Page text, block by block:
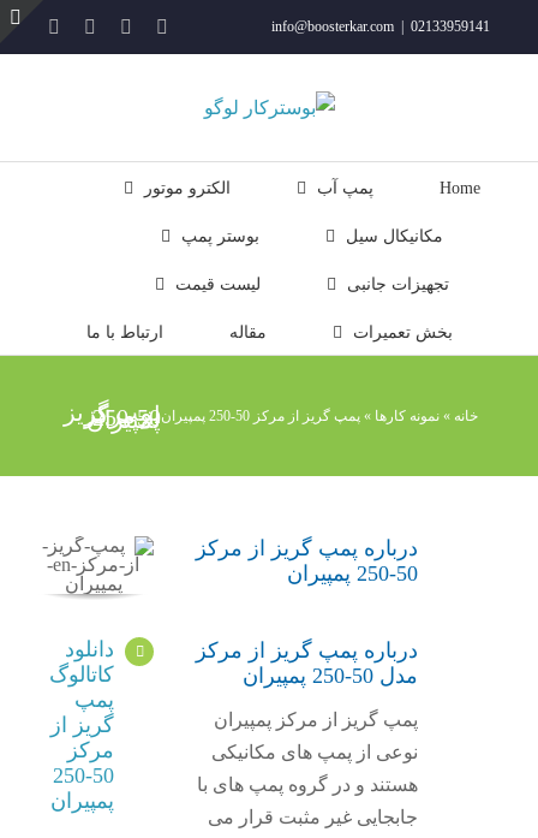
02133959141
info@boosterkar.com
YouTube
Instagram ایمیل
Home پمپ آب الکترو موتور
مکانیکال سیل بوستر پمپ
تجهیزات جانبی لیست قیمت
بخش تعمیرات مقاله ارتباط با ما
پمپ گریز از مرکز 50-250 پمپیران خانه » نمونه کارها » پمپ گریز از مرکز 50-250 پمپیران
درباره پمپ گریز از مرکز
50-250 پمپیران
درباره پمپ گریز از مرکز
مدل 50-250 پمپیران
پمپ گریز از مرکز پمپیران
نوعی از پمپ های مکانیکی
هستند و در گروه پمپ های با
جابجایی غیر مثبت قرار می
دانلود
کاتالوگ
پمپ
گریز از
مرکز
50-250
پمپیران